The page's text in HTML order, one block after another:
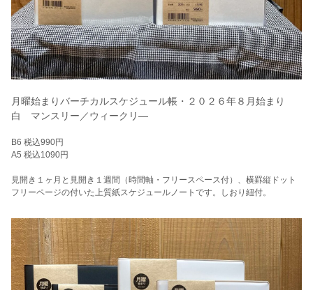
月曜始まりバーチカルスケジュール帳・２０２６年８月始まり
白 マンスリー／ウィークリ―
B6 税込990円
A5 税込1090円
見開き１ヶ月と見開き１週間（時間軸・フリースペース付）、横罫縦ドット
フリーページの付いた上質紙スケジュールノートです。しおり紐付。